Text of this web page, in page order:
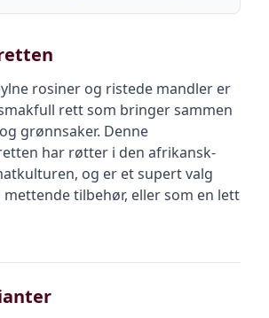
rosiner og ristede mandler er
rett som bringer sammen
grønnsaker. Denne
har røtter i den afrikansk-
og er et supert valg
tilbehør, eller som en lett